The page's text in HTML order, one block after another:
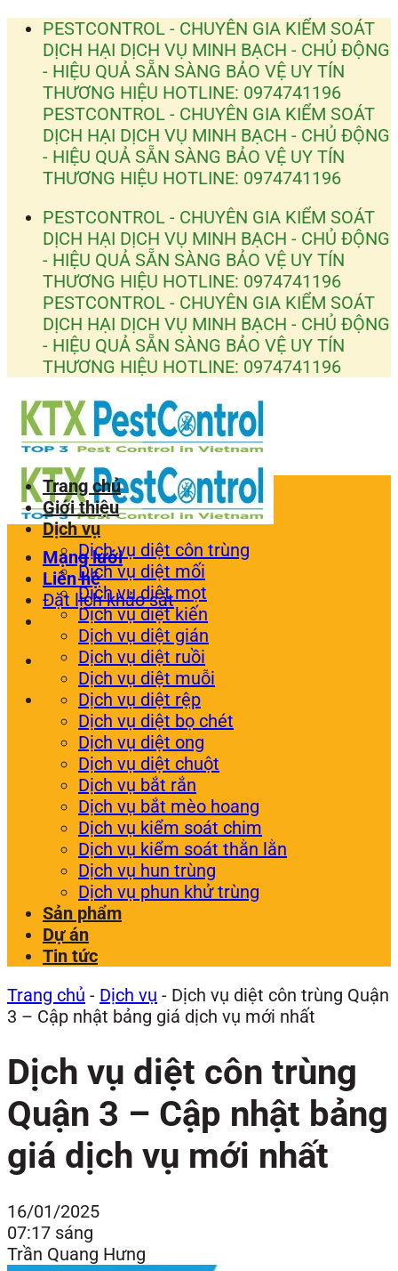
Bỏ
dung
PESTCONTROL - CHUYÊN GIA KIỂM SOÁT
DỊCH HẠI DỊCH VỤ MINH BẠCH - CHỦ ĐỘNG
- HIỆU QUẢ SẴN SÀNG BẢO VỆ UY TÍN
THƯƠNG HIỆU HOTLINE: 0974741196
PESTCONTROL - CHUYÊN GIA KIỂM SOÁT
DỊCH HẠI DỊCH VỤ MINH BẠCH - CHỦ ĐỘNG
- HIỆU QUẢ SẴN SÀNG BẢO VỆ UY TÍN
THƯƠNG HIỆU HOTLINE: 0974741196
PESTCONTROL - CHUYÊN GIA KIỂM SOÁT
DỊCH HẠI DỊCH VỤ MINH BẠCH - CHỦ ĐỘNG
- HIỆU QUẢ SẴN SÀNG BẢO VỆ UY TÍN
THƯƠNG HIỆU HOTLINE: 0974741196
PESTCONTROL - CHUYÊN GIA KIỂM SOÁT
DỊCH HẠI DỊCH VỤ MINH BẠCH - CHỦ ĐỘNG
- HIỆU QUẢ SẴN SÀNG BẢO VỆ UY TÍN
THƯƠNG HIỆU HOTLINE: 0974741196
Mạng lưới
Liên hệ
Đặt lịch khảo sát
Trang chủ
Giới thiệu
Dịch vụ
Dịch vụ diệt côn trùng
Dịch vụ diệt mối
Dịch vụ diệt mọt
Dịch vụ diệt kiến
Dịch vụ diệt gián
Dịch vụ diệt ruồi
Dịch vụ diệt muỗi
Dịch vụ diệt rệp
Dịch vụ diệt bọ chét
Dịch vụ diệt ong
Dịch vụ diệt chuột
Dịch vụ bắt rắn
Dịch vụ bắt mèo hoang
Dịch vụ kiểm soát chim
Dịch vụ kiểm soát thằn lằn
Dịch vụ hun trùng
Dịch vụ phun khử trùng
Sản phẩm
Dự án
Tin tức
Trang chủ - Dịch vụ - Dịch vụ diệt côn trùng Quận
3 – Cập nhật bảng giá dịch vụ mới nhất
Dịch vụ diệt côn trùng
Quận 3 – Cập nhật bảng
giá dịch vụ mới nhất
16/01/2025
07:17 sáng
Trần Quang Hưng